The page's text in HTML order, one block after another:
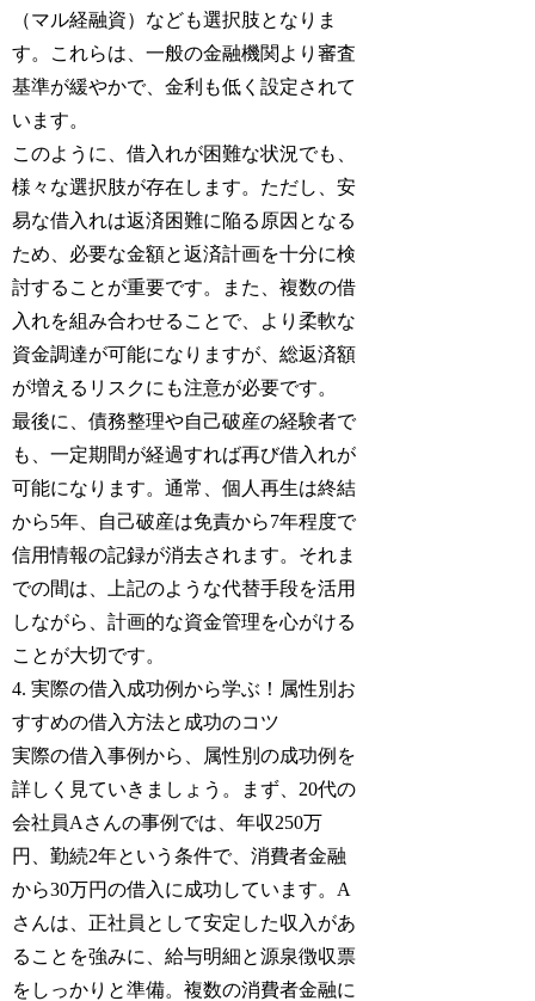
（マル経融資）なども選択肢となりま
す。これらは、一般の金融機関より審査
基準が緩やかで、金利も低く設定されて
います。
このように、借入れが困難な状況でも、
様々な選択肢が存在します。ただし、安
易な借入れは返済困難に陥る原因となる
ため、必要な金額と返済計画を十分に検
討することが重要です。また、複数の借
入れを組み合わせることで、より柔軟な
資金調達が可能になりますが、総返済額
が増えるリスクにも注意が必要です。
最後に、債務整理や自己破産の経験者で
も、一定期間が経過すれば再び借入れが
可能になります。通常、個人再生は終結
から5年、自己破産は免責から7年程度で
信用情報の記録が消去されます。それま
での間は、上記のような代替手段を活用
しながら、計画的な資金管理を心がける
ことが大切です。
4. 実際の借入成功例から学ぶ！属性別お
すすめの借入方法と成功のコツ
実際の借入事例から、属性別の成功例を
詳しく見ていきましょう。まず、20代の
会社員Aさんの事例では、年収250万
円、勤続2年という条件で、消費者金融
から30万円の借入に成功しています。A
さんは、正社員として安定した収入があ
ることを強みに、給与明細と源泉徴収票
をしっかりと準備。複数の消費者金融に